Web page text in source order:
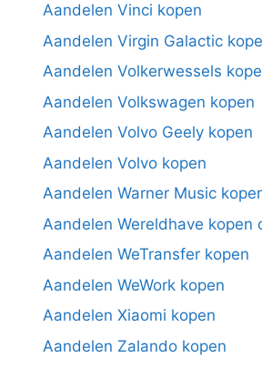
Aandelen Vinci kopen
Aandelen Virgin Galactic
Aandelen Volkerwessels
Aandelen Volkswagen kopen
Aandelen Volvo Geely kopen
Aandelen Volvo kopen
Aandelen Warner Music
Aandelen Wereldhave kopen
Aandelen WeTransfer kopen
Aandelen WeWork kopen
Aandelen Xiaomi kopen
Aandelen Zalando kopen